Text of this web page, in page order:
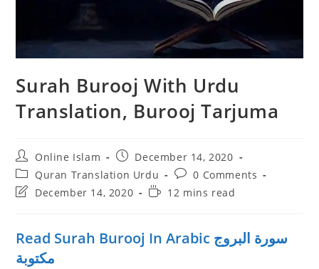
Surah Burooj With Urdu
Translation, Burooj Tarjuma
Post
author:
Online Islam
Post
published:
December 14, 2020
Post
category:
Quran Translation Urdu
Post
comments:
0 Comments
PostDecember 14, 2020
Reading
12 mins read
Read Surah Burooj In Arabic سورة البروج
مكتوبة